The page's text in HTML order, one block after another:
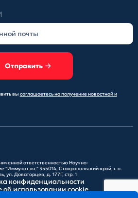
Отправить
вы соглашаетесь на получениеновостной и
ответственностью Научно-
"Иммунотэкс"355014, Ставропольский край, г. о.
ул. Доваторцев, д. 177Г, стр. 1
конфиденциальности
об использовании cookie